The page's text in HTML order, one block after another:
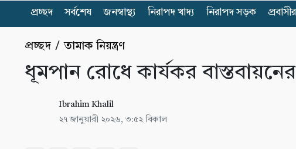
প্রচ্ছদ সর্বশেষ জনস্বাস্থ্য নিরাপদ খাদ্য নিরাপদ সড়ক
প্রচ্ছদ /তামাক নিয়ন্ত্রণ
ধূমপান রোধে কার্যকর বাস্তবায়নের
Ibrahim Khalil
২৭ জানুয়ারী ২০২৬, ৩:৫২ বিকাল